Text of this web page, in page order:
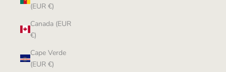
(EUR €)
Canada (EUR
€)
Cape Verde
(EUR €)